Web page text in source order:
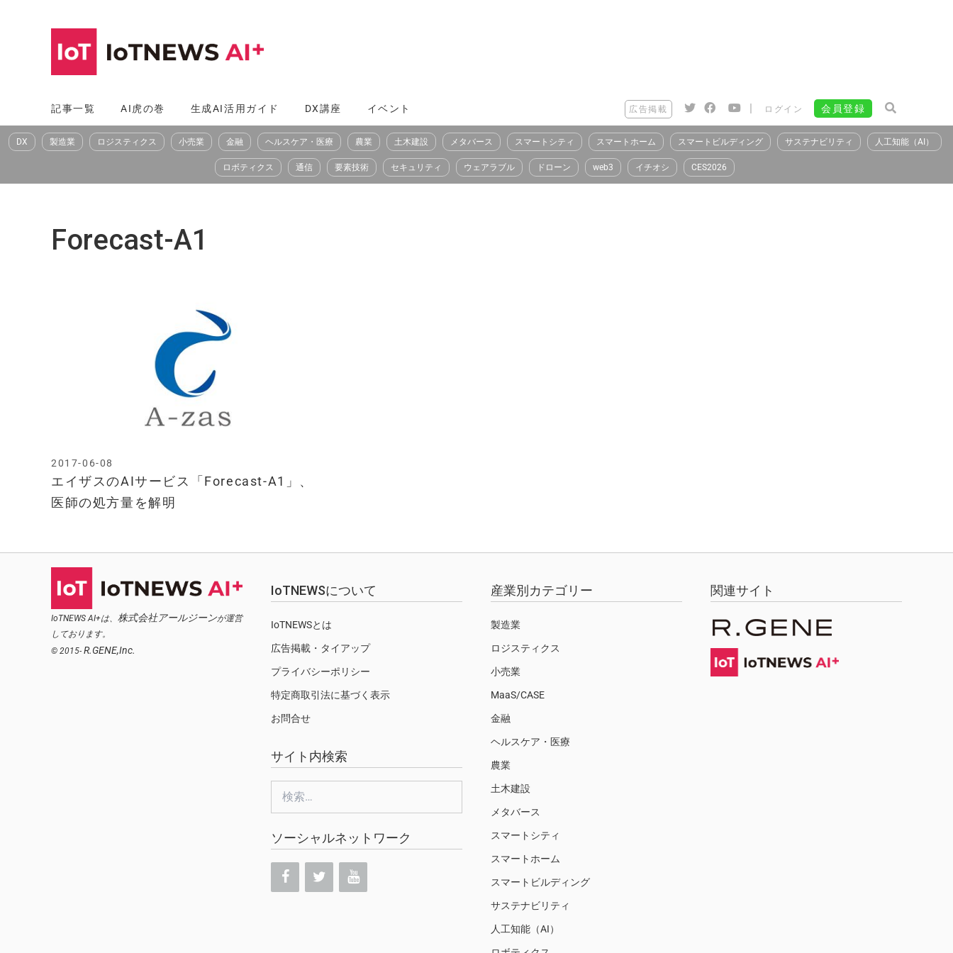
へ
ス
記事一覧 AI虎の巻 生成AI活用ガイド DX講座 イベント 広告掲載 | ログイン 会員登録
DX 製造業 ロジスティクス 小売業 金融 ヘルスケア・医療 農業 土木建設 メタバース スマートシティ スマートホーム スマートビルディング サステナビリティ 人工知能（AI）
ロボティクス 通信 要素技術 セキュリティ ウェアラブル ドローン web3 イチオシ CES2026
Forecast-A1
エイザスのAIサービス「Forecast-A1」、
医師の処方量を解明
2017-06-08
IoTNEWS AI+は、 株式会社アールジーンが運営
しております。
© 2015- R.GENE,Inc.
IoTNEWSについて
IoTNEWSとは
広告掲載・タイアップ
プライバシーポリシー
特定商取引法に基づく表示
お問合せ
サイト内検索
ソーシャルネットワーク
産業別カテゴリー
製造業
ロジスティクス
小売業
MaaS/CASE
金融
ヘルスケア・医療
農業
土木建設
メタバース
スマートシティ
スマートホーム
スマートビルディング
サステナビリティ
人工知能（AI）
関連サイト